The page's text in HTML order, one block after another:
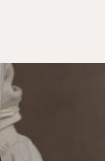
Lederschlaufe lassen sie
einer Riemenbreite von
befestigen.
sie mit einer ganzen,
aus artgerechter,
und weisen diese daher